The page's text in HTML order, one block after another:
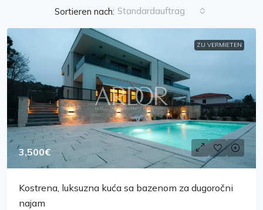
Sortieren nach: Standardauftrag
ZU VERMIETEN
3,500€
Kostrena, luksuzna kuća sa bazenom za dugoročni
najam